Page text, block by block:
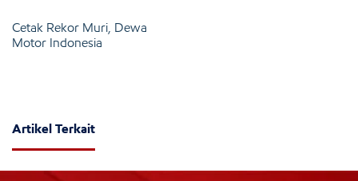
Cetak Rekor Muri, Dewa
Motor Indonesia
Artikel Terkait